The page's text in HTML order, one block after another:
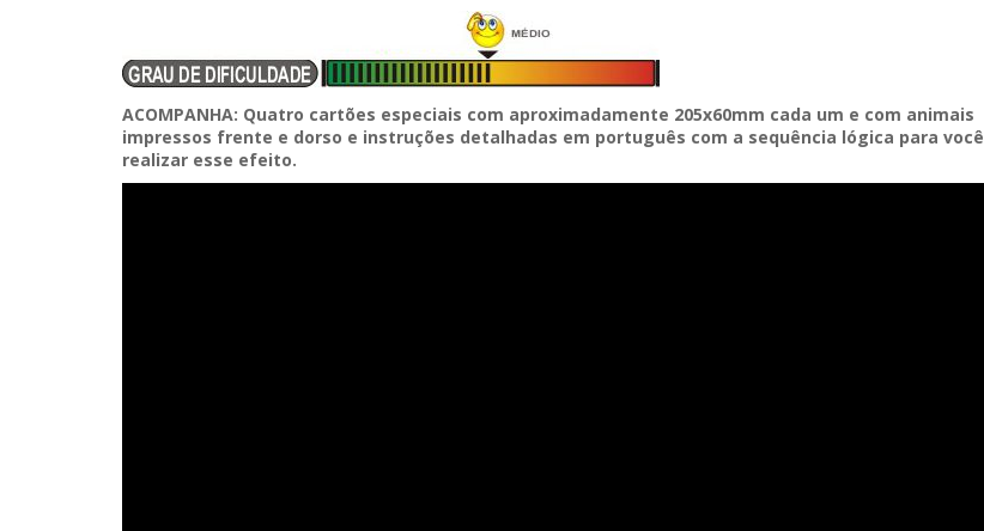
ACOMPANHA: Quatro cartões especiais com aproximadamente 205x60mm cada um e com animais
impressos frente e dorso e instruções detalhadas em português com a sequência lógica para você
realizar esse efeito.